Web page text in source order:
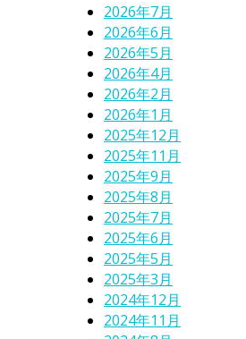
2026年7月
2026年6月
2026年5月
2026年4月
2026年2月
2026年1月
2025年12月
2025年11月
2025年9月
2025年8月
2025年7月
2025年6月
2025年5月
2025年3月
2024年12月
2024年11月